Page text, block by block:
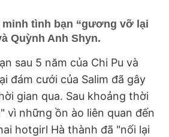
tình bạn “gương vỡ lại
Quỳnh Anh Shyn.
sau 5 năm của Chi Pu và
đám cưới của Salim đã gây
gian qua. Sau khoảng thời
vì những ồn ào liên quan đến
hotgirl Hà thành đã "nối lại